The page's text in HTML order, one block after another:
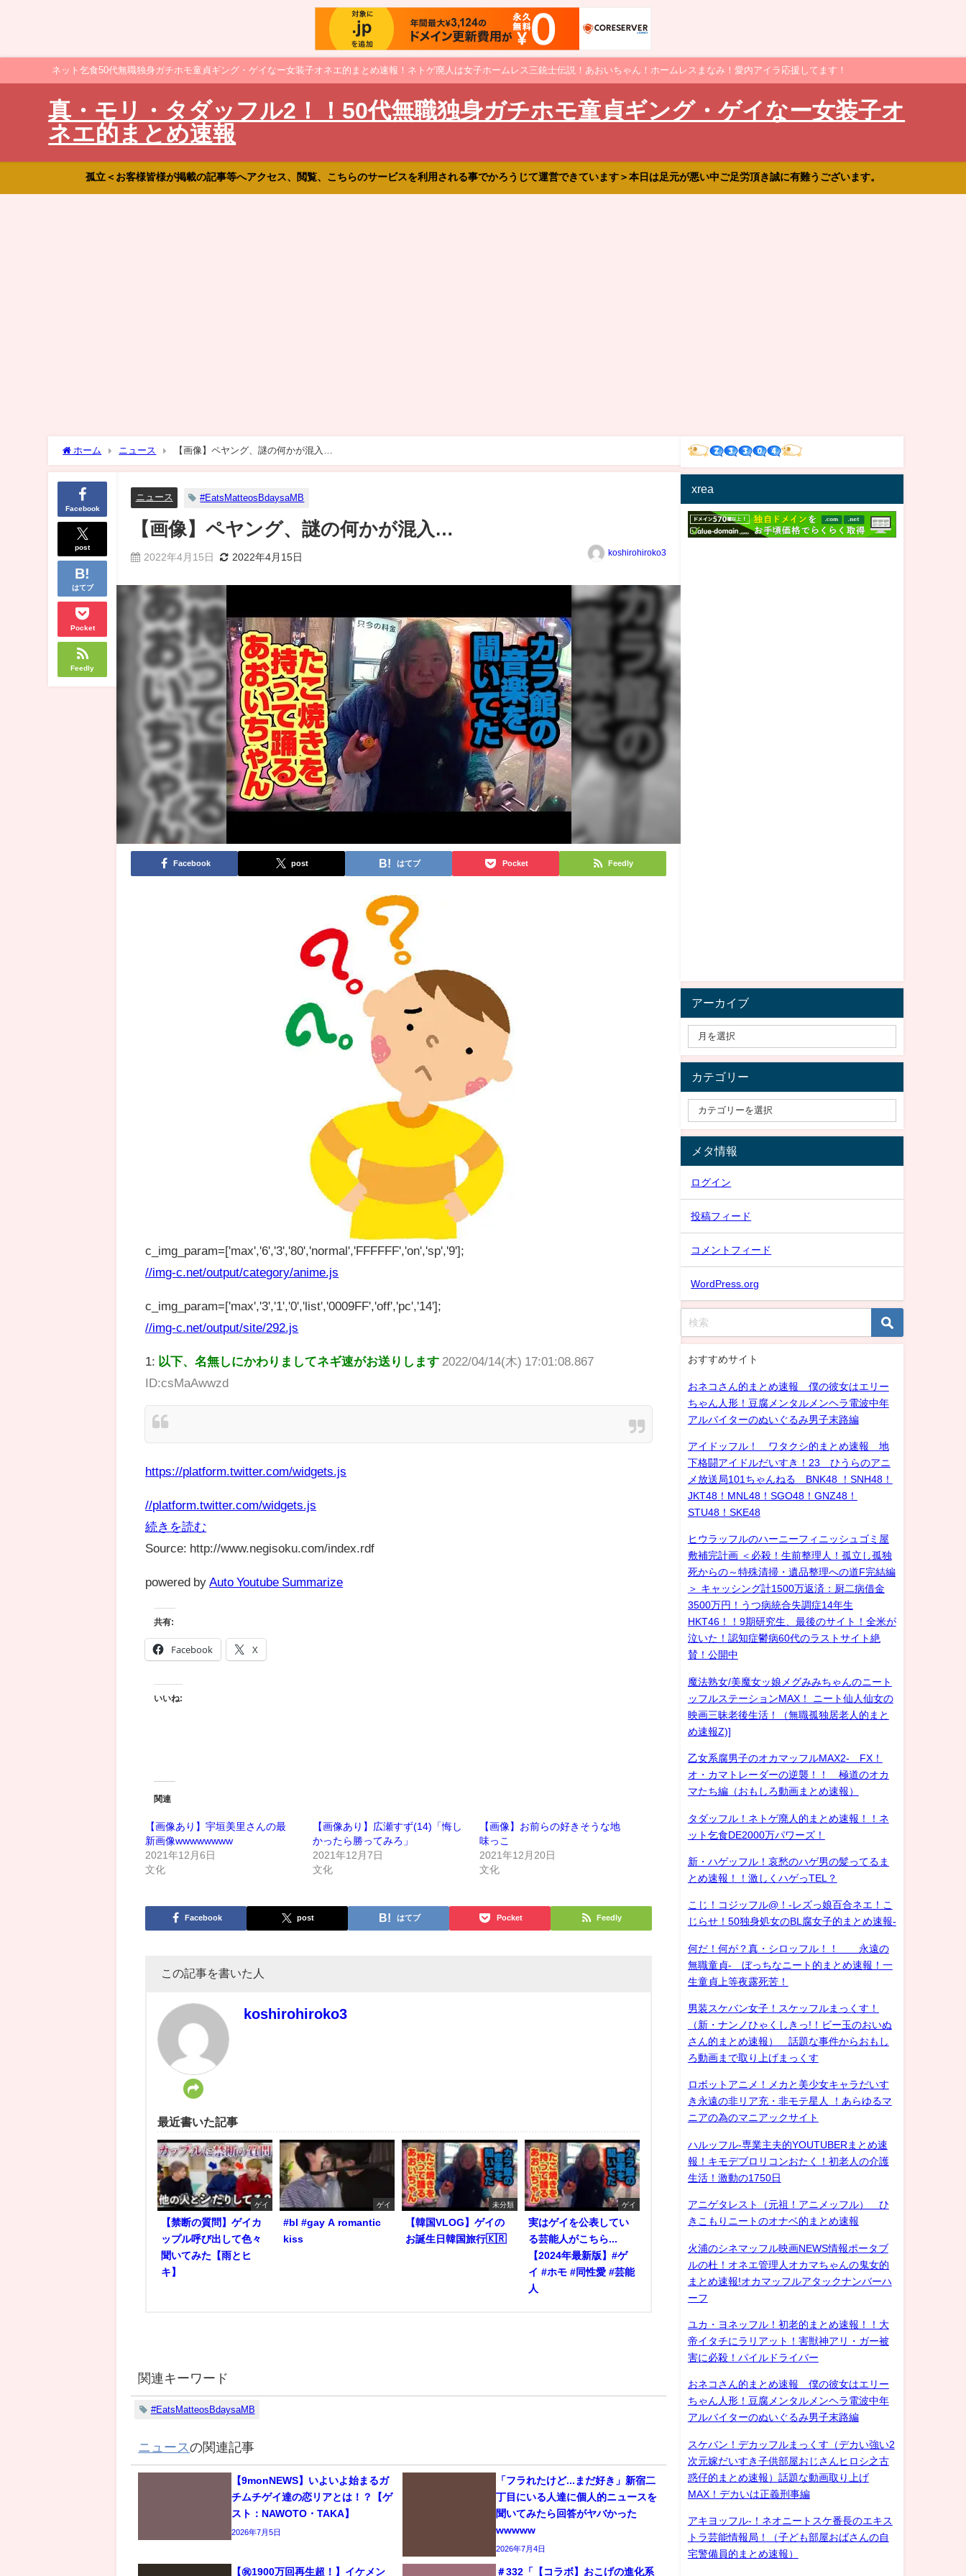
ネット乞食50代無職独身ガチホモ童貞ギング・ゲイなー女装子オネエ的まとめ速報！ネトゲ廃人は女子ホームレス三銃士伝説！あおいちゃん！ホームレスまなみ！愛内アイラ応援してます！
真・モリ・タダッフル2！！50代無職独身ガチホモ童貞ギング・ゲイなー女装子オ
ネエ的まとめ速報
孤立＜お客様皆様が掲載の記事等へアクセス、閲覧、こちらのサービスを利用される事でかろうじて運営できています＞本日は足元が悪い中ご足労頂き誠に有難うございます。
ホーム ニュース 【画像】ペヤング、謎の何かが混入…
Facebook
post
はてブ
Pocket
Feedly
ニュース #EatsMatteosBdaysaMB
【画像】ペヤング、謎の何かが混入…
2022年4月15日 2022年4月15日 koshirohiroko3
Facebook post はてブ Pocket Feedly
c_img_param=['max','6','3','80','normal','FFFFFF','on','sp','9'];
//img-c.net/output/category/anime.js
c_img_param=['max','3','1','0','list','0009FF','off','pc','14'];
//img-c.net/output/site/292.js
1: 以下、名無しにかわりましてネギ速がお送りします 2022/04/14(木) 17:01:08.867
ID:csMaAwwzd
https://platform.twitter.com/widgets.js
//platform.twitter.com/widgets.js
続きを読む
Source: http://www.negisoku.com/index.rdf
powered by Auto Youtube Summarize
共有:
Facebook X
いいね:
関連
【画像あり】宇垣美里さんの最
新画像wwwwwwww
2021年12月6日
文化
【画像あり】広瀬すず(14)「悔し
かったら勝ってみろ」
2021年12月7日
文化
【画像】お前らの好きそうな地
味っこ
2021年12月20日
文化
Facebook post はてブ Pocket Feedly
この記事を書いた人
koshirohiroko3
最近書いた記事
ゲイ
【禁断の質問】ゲイカ
ップル呼び出して色々
聞いてみた【雨とヒ
キ】
ゲイ
#bl #gay A romantic
kiss
未分類
【韓国VLOG】ゲイの
お誕生日韓国旅行🇰🇷
ゲイ
実はゲイを公表してい
る芸能人がこちら...
【2024年最新版】#ゲ
イ #ホモ #同性愛 #芸能
人
関連キーワード
#EatsMatteosBdaysaMB
ニュースの関連記事
【9monNEWS】いよいよ始まるガ
チムチゲイ達の恋リアとは！？【ゲ
スト：NAWOTO・TAKA】
2026年7月5日
「フラれたけど...まだ好き」新宿二
丁目にいる人達に個人的ニュースを
聞いてみたら回答がヤバかった
wwwww
2026年7月4日
【㊗️1900万回再生超！】イケメン ＃332「【コラボ】おこげの進化系
xrea
アーカイブ
カテゴリー
メタ情報
ログイン
投稿フィード
コメントフィード
WordPress.org
おすすめサイト
おネコさん的まとめ速報 僕の彼女はエリー
ちゃん人形！豆腐メンタルメンヘラ電波中年
アルバイターのぬいぐるみ男子末路編
アイドッフル！ ワタクシ的まとめ速報 地
下格闘アイドルだいすき！23 ひうらのアニ
メ放送局101ちゃんねる BNK48 ！SNH48！
JKT48！MNL48！SGO48！GNZ48！
STU48！SKE48
ヒウラッフルのハーニーフィニッシュゴミ屋
敷補完計画 ＜必殺！生前整理人！孤立し孤独
死からの～特殊清掃・遺品整理への道F完結編
＞ キャッシング計1500万返済：厨二病借金
3500万円！うつ病統合失調症14年生
HKT46！！9期研究生、最後のサイト！全米が
泣いた！認知症鬱病60代のラストサイト絶
賛！公開中
魔法熟女/美魔女ッ娘メグみみちゃんのニート
ッフルステーションMAX！ ニート仙人仙女の
映画三昧老後生活！（無職孤独居老人的まと
め速報Z)]
乙女系腐男子のオカマッフルMAX2- FX！
オ・カマトレーダーの逆襲！！ 極道のオカ
マたち編（おもしろ動画まとめ速報）
タダッフル！ネトゲ廃人的まとめ速報！！ネ
ット乞食DE2000万パワーズ！
新・ハゲッフル！哀愁のハゲ男の髪ってるま
とめ速報！！激しくハゲっTEL？
こじ！コジッフル@！-レズっ娘百合ネエ！こ
じらせ！50独身処女のBL腐女子的まとめ速報-
何だ！何が？真・シロッフル！！ 永遠の
無職童貞- ぼっちなニート的まとめ速報！一
生童貞上等夜露死苦！
男装スケバン女子！スケッフルまっくす！
（新・ナンノひゃくしきっ!！ビー玉のおいぬ
さん的まとめ速報） 話題な事件からおもし
ろ動画まで取り上げまっくす
ロボットアニメ！メカと美少女キャラだいす
き永遠の非リア充・非モテ星人 ！あらゆるマ
ニアの為のマニアックサイト
ハルッフル-専業主夫的YOUTUBERまとめ速
報！キモデブロリコンおたく！初老人の介護
生活！激動の1750日
アニゲタレスト（元祖！アニメッフル） ひ
きこもりニートのオナベ的まとめ速報
火浦のシネマッフル映画NEWS情報ポータブ
ルの杜！オネエ管理人オカマちゃんの鬼女的
まとめ速報!オカマッフルアタックナンバーハ
ーフ
ユカ・ヨネッフル！初老的まとめ速報！！大
帝イタチにラリアット！害獣神アリ・ガー被
害に必殺！パイルドライバー
おネコさん的まとめ速報 僕の彼女はエリー
ちゃん人形！豆腐メンタルメンヘラ電波中年
アルバイターのぬいぐるみ男子末路編
スケバン！デカッフルまっくす（デカい強い2
次元嫁だいすき子供部屋おじさんヒロシ之古
惑仔的まとめ速報）話題な動画取り上げ
MAX！デカいは正義刑事編
アキヨッフル-！ネオニートスケ番長のエキス
トラ芸能情報局！（子ども部屋おばさんの自
宅警備員的まとめ速報）